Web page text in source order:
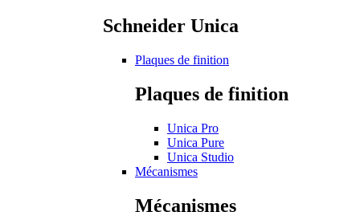
Schneider Unica
Plaques de finition
Plaques de finition
Unica Pro
Unica Pure
Unica Studio
Mécanismes
Mécanismes